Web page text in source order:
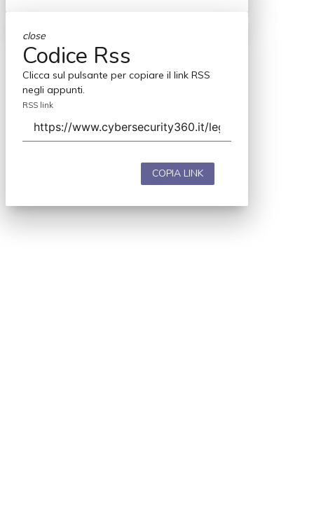
close
Codice Rss
Clicca sul pulsante per copiare il link RSS
negli appunti.
RSS link
COPIA LINK